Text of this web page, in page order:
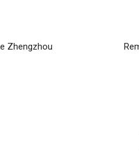
Zhengzhou